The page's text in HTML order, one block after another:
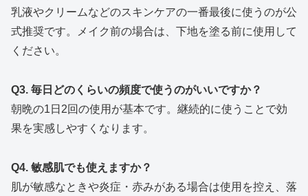
乳液やクリームなどのスキンケアの一番最後に使うのが公
式推奨です。メイク前の場合は、下地を塗る前に使用して
ください。
Q3. 毎日どのくらいの頻度で使うのがいいですか？
朝晩の1日2回の使用が基本です。継続的に使うことで効
果を実感しやすくなります。
Q4. 敏感肌でも使えますか？
肌が敏感なときや炎症・赤みがある場合は使用を控え、落